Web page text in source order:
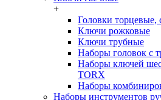
+
Головки торцевые,
Ключи рожковые
Ключи трубные
Наборы головок c
Наборы ключей
TORX
Наборы
Наборы инструментов